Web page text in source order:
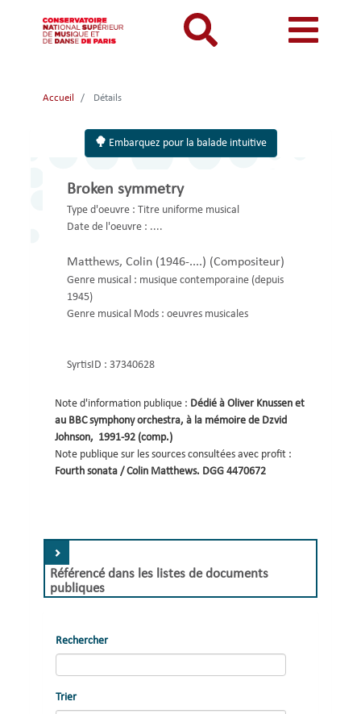
au
contenu
Catalogue
Mon
compte
mobile
Menu
mon
mobile
Je me connecte pour la première fois
J'ai oublié mon mot de passe
Menu
mobile
INFORMATIONS PRATIQUES
LECTURES A VUE
Accueil Détails
Embarquez pour la balade intuitive
Broken symmetry
Type d'oeuvre : Titre uniforme musical
Date de l'oeuvre : ....
Matthews, Colin (1946-....) (Compositeur)
Genre musical : musique contemporaine (depuis
1945)
Genre musical Mods : oeuvres musicales
SyrtisID : 37340628
Note d'information publique : Dédié à Oliver Knussen et
au BBC symphony orchestra, à la mémoire de Dzvid
Johnson, 1991-92 (comp.)
Note publique sur les sources consultées avec profit :
Fourth sonata / Colin Matthews. DGG 4470672
Référencé dans les listes de documents
publiques
Rechercher
Trier